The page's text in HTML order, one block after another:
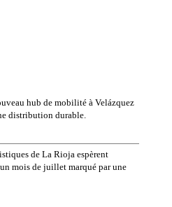
hub de mobilité à Velázquez
distribution durable.
de La Rioja espèrent
mois de juillet marqué par une